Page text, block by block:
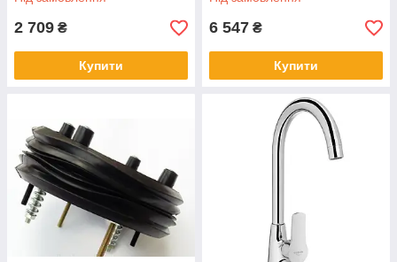
2 709 ₴
Купити
6 547 ₴
Купити